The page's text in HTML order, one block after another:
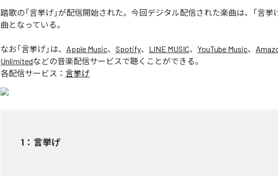
踏歌の「言挙げ」が配信開始された。今回デジタル配信された楽曲は、「言挙
曲となっている。
なお「言挙げ 」は、 Apple Music、 Spotify、 LINE MUSIC、 YouTube Music、
Unlimitedなどの音楽配信サービスで聴くことができる。
各配信サービス： 言挙げ
1 ： 言挙げ